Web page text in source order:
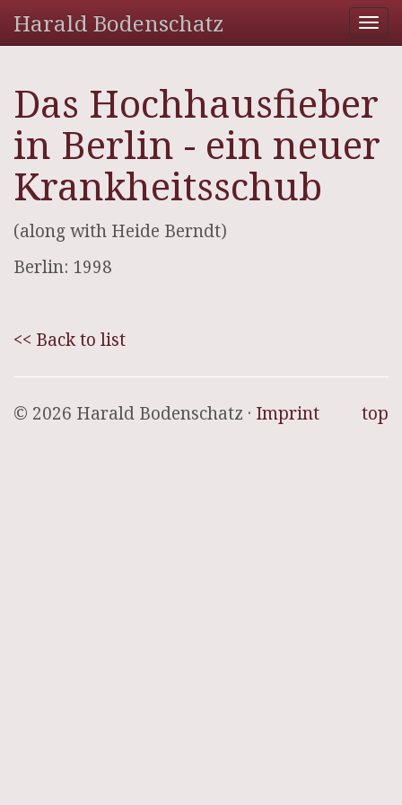
Harald Bodenschatz
Das Hochhausfieber
in Berlin - ein neuer
Krankheitsschub
(along with Heide Berndt)
Berlin: 1998
<< Back to list
top
© 2026 Harald Bodenschatz · Imprint